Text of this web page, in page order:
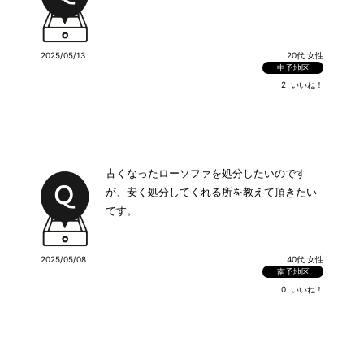
2025/05/13
20代 女性
中予地区
2 いいね！
古くなったローソファを処分したいのです
が、安く処分してくれる所を教えて頂きたい
です。
2025/05/08
40代 女性
南予地区
0 いいね！